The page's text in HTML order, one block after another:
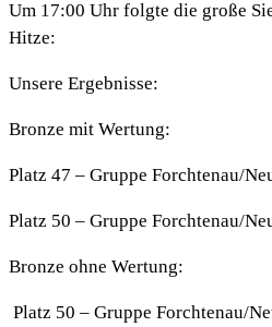
Um 17:00 Uhr folgte die große
Hitze:
Unsere Ergebnisse:
Bronze mit Wertung:
Platz 47 – Gruppe Forchtenau/
Platz 50 – Gruppe Forchtenau/
Bronze ohne Wertung:
Platz 50 – Gruppe Forchtenau/